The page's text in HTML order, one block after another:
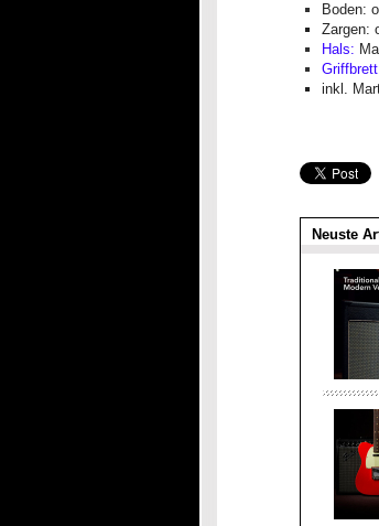
Boden:
Zargen:
Hals:
inkl.
Neuste